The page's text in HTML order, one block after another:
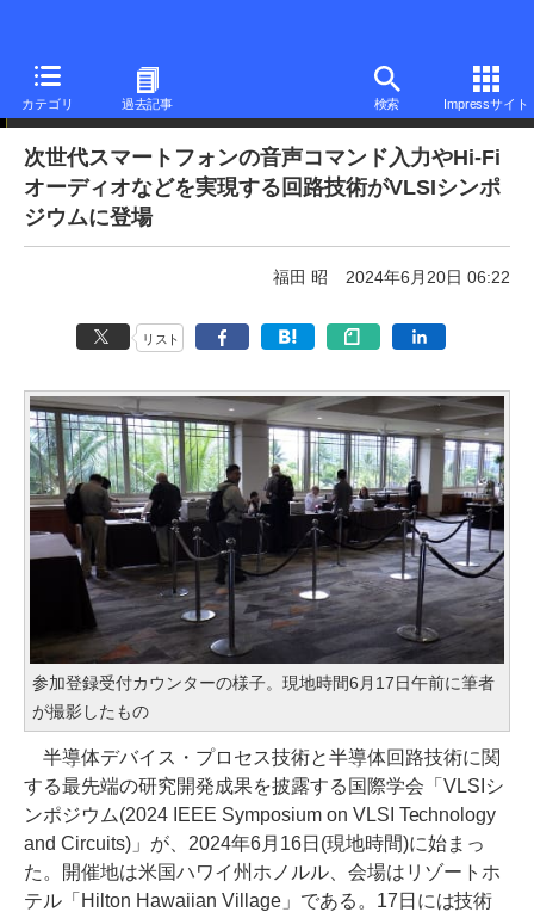
カテゴリ 過去記事 検索 Impressサイト
ニュース
次世代スマートフォンの音声コマンド入力やHi-Fi
オーディオなどを実現する回路技術がVLSIシンポ
ジウムに登場
福田 昭 2024年6月20日 06:22
リスト
参加登録受付カウンターの様子。現地時間6月17日午前に筆者
が撮影したもの
半導体デバイス・プロセス技術と半導体回路技術に関
する最先端の研究開発成果を披露する国際学会「VLSIシ
ンポジウム(2024 IEEE Symposium on VLSI Technology
and Circuits)」が、2024年6月16日(現地時間)に始まっ
た。開催地は米国ハワイ州ホノルル、会場はリゾートホ
テル「Hilton Hawaiian Village」である。17日には技術